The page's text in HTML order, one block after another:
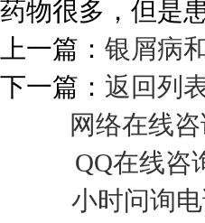
药物很多，但是
上一篇： 银屑病
下一篇： 返回列
网络在线
QQ在线咨
小时问询